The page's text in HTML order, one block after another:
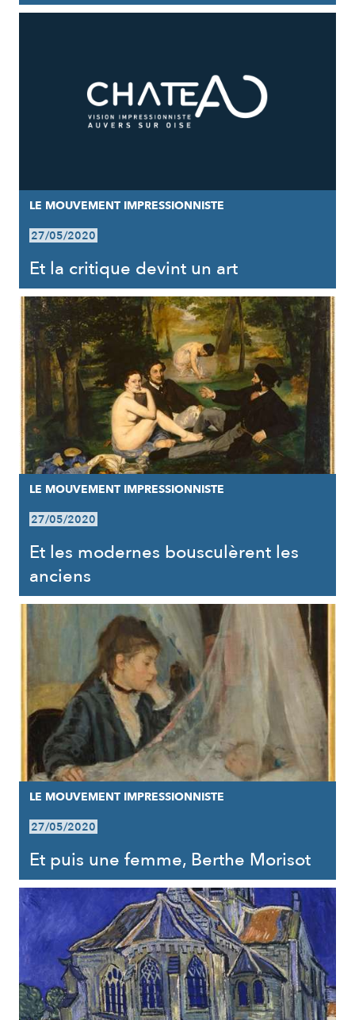
LE MOUVEMENT IMPRESSIONNISTE
27/05/2020
Et la critique devint un art
LE MOUVEMENT IMPRESSIONNISTE
27/05/2020
Et les modernes bousculèrent les
anciens
LE MOUVEMENT IMPRESSIONNISTE
27/05/2020
Et puis une femme, Berthe Morisot